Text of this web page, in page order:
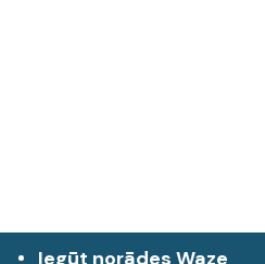
Iegūt norādes Waze